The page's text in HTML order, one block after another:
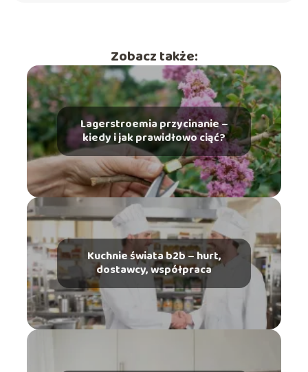
Zobacz także:
Lagerstroemia przycinanie –
kiedy i jak prawidłowo ciąć?
Kuchnie świata b2b – hurt,
dostawcy, współpraca